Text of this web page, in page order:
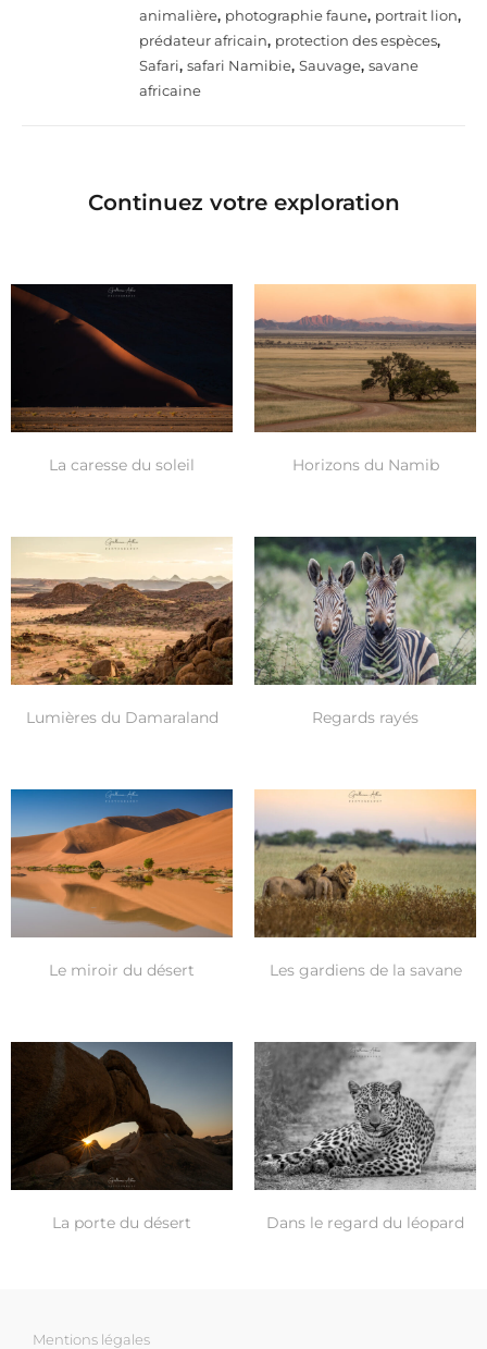
animalière, photographie faune, portrait lion,
prédateur africain, protection des espèces,
Safari, safari Namibie, Sauvage, savane
africaine
Continuez votre exploration
La caresse du soleil Horizons du Namib
Lumières du Damaraland Regards rayés
Le miroir du désert Les gardiens de la savane
La porte du désert Dans le regard du léopard
Mentions légales